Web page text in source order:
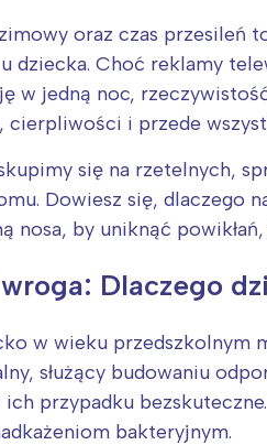
oraz czas przesileń
dziecka. Choć reklamy
w jedną noc,
cierpliwości i przede
się na rzetelnych,
Dowiesz się, dlaczego
nosa, by uniknąć
Dlaczego
w wieku przedszkolnym
służący budowaniu
przypadku
bakteryjnym.